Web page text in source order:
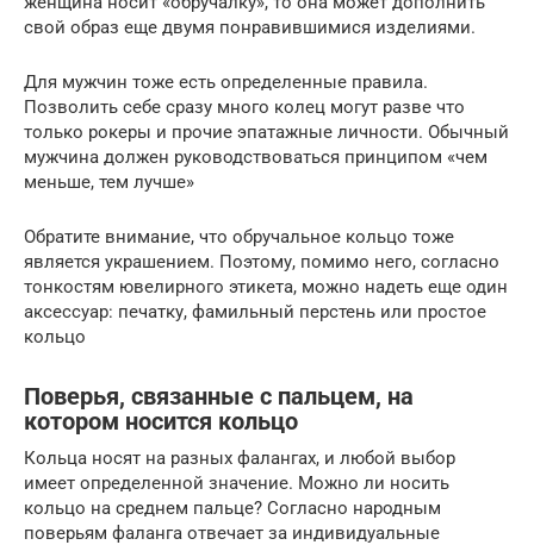
свой образ еще двумя понравившимися изделиями.
Для мужчин тоже есть определенные правила.
Позволить себе сразу много колец могут разве что
только рокеры и прочие эпатажные личности. Обычный
мужчина должен руководствоваться принципом «чем
меньше, тем лучше»
Обратите внимание, что обручальное кольцо тоже
является украшением. Поэтому, помимо него, согласно
тонкостям ювелирного этикета, можно надеть еще один
аксессуар: печатку, фамильный перстень или простое
кольцо
Поверья, связанные с пальцем, на
котором носится кольцо
Кольца носят на разных фалангах, и любой выбор
имеет определенной значение. Можно ли носить
кольцо на среднем пальце? Согласно народным
поверьям фаланга отвечает за индивидуальные